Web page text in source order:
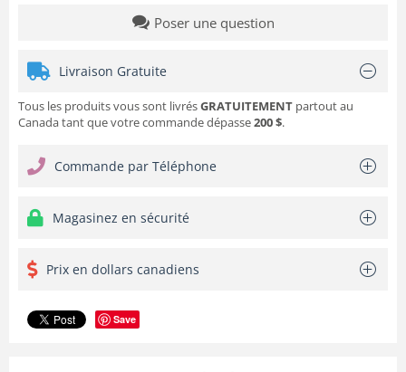
Poser une question
Livraison Gratuite
Tous les produits vous sont livrésGRATUITEMENT partout au
Canada tant que votre commande dépasse200 $.
Commande par Téléphone
Magasinez en sécurité
Prix en dollars canadiens
Save